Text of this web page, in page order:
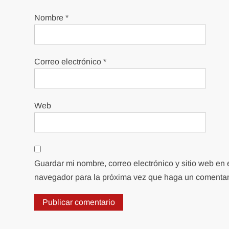
Nombre*
Correo electrónico*
Web
Guardar mi nombre, correo electrónico y sitio web en
navegador para la próxima vez que haga un